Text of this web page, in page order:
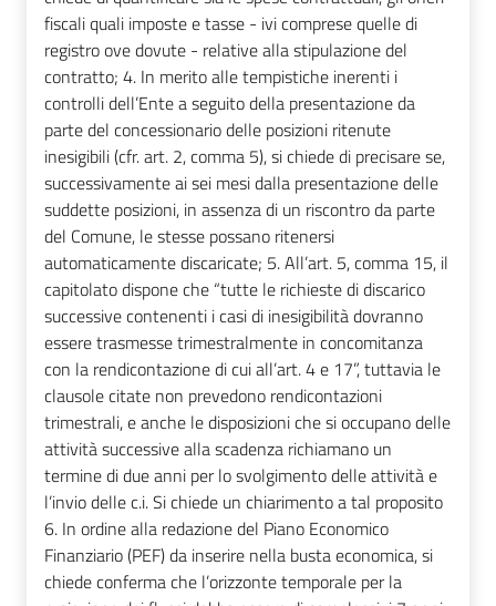
fiscali quali imposte e tasse - ivi comprese quelle di
registro ove dovute - relative alla stipulazione del
contratto; 4. In merito alle tempistiche inerenti i
controlli dell’Ente a seguito della presentazione da
parte del concessionario delle posizioni ritenute
inesigibili (cfr. art. 2, comma 5), si chiede di precisare se,
successivamente ai sei mesi dalla presentazione delle
suddette posizioni, in assenza di un riscontro da parte
del Comune, le stesse possano ritenersi
automaticamente discaricate; 5. All’art. 5, comma 15, il
capitolato dispone che “tutte le richieste di discarico
successive contenenti i casi di inesigibilità dovranno
essere trasmesse trimestralmente in concomitanza
con la rendicontazione di cui all’art. 4 e 17”, tuttavia le
clausole citate non prevedono rendicontazioni
trimestrali, e anche le disposizioni che si occupano delle
attività successive alla scadenza richiamano un
termine di due anni per lo svolgimento delle attività e
l’invio delle c.i. Si chiede un chiarimento a tal proposito
6. In ordine alla redazione del Piano Economico
Finanziario (PEF) da inserire nella busta economica, si
chiede conferma che l’orizzonte temporale per la